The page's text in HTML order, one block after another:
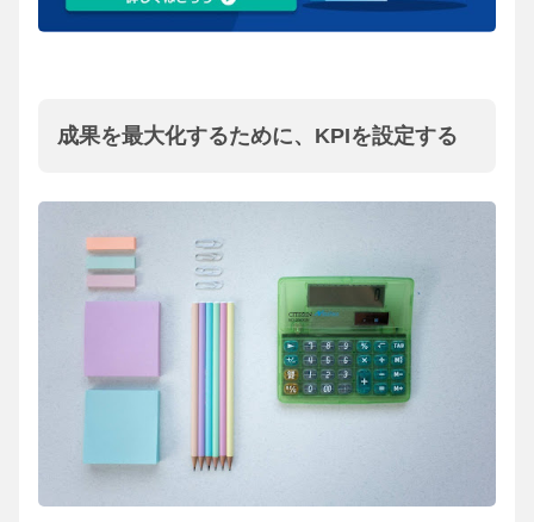
成果を最大化するために、KPIを設定する